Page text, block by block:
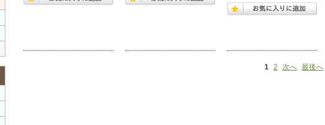
1 2 次へ 最後へ